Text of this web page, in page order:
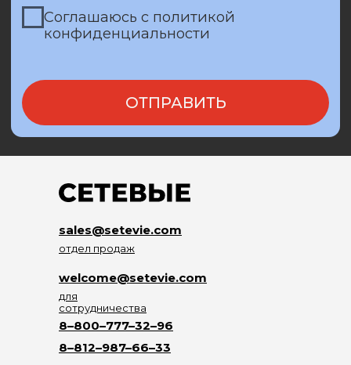
отдел продаж
8–812–987–66–33
8–800–777–32–96
sales@setevie.com
для
сотрудничества
welcome@setevie.com